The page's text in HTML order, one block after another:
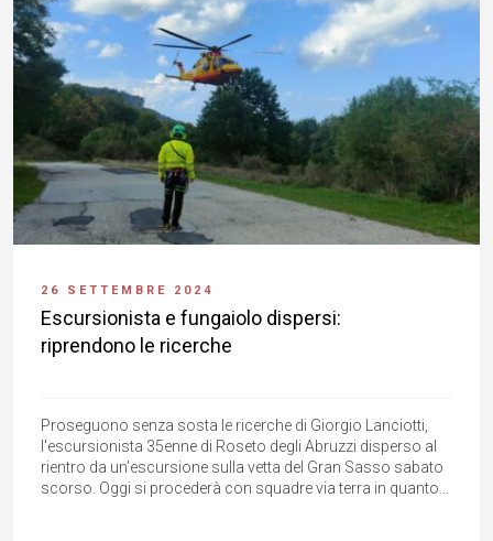
26 SETTEMBRE 2024
Escursionista e fungaiolo dispersi:
riprendono le ricerche
Proseguono senza sosta le ricerche di Giorgio Lanciotti,
l'escursionista 35enne di Roseto degli Abruzzi disperso al
rientro da un’escursione sulla vetta del Gran Sasso sabato
scorso. Oggi si procederà con squadre via terra in quanto...